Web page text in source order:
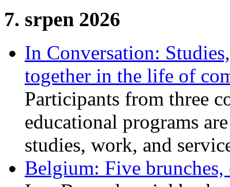
7. srpen 2026
In Conversation:
together in the life of
Participants from three
educational programs
studies, work, and
Belgium: Five